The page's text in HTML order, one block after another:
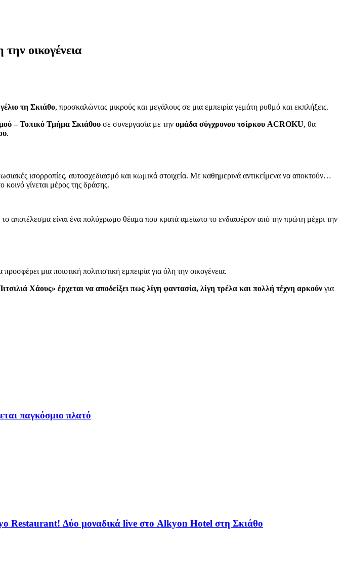
οικογένεια
τη Σκιάθο, προσκαλώντας μικρούς και μεγάλους σε μια εμπειρία γεμάτη ρυθμό και εκπλήξεις.
– Τοπικό Τμήμα Σκιάθου σε συνεργασία με την ομάδα σύγχρονου τσίρκου ACROKU, θα
.
ισορροπίες, αυτοσχεδιασμό και κωμικά στοιχεία. Με καθημερινά αντικείμενα να αποκτούν…
γίνεται μέρος της δράσης.
το αποτέλεσμα είναι ένα πολύχρωμο θέαμα που κρατά αμείωτο το ενδιαφέρον από την πρώτη μέχρι την
μια ποιοτική πολιτιστική εμπειρία για όλη την οικογένεια.
Χάους» έρχεται να αποδείξει πως λίγη φαντασία, λίγη τρέλα και πολλή τέχνη αρκούν για
παγκόσμιο πλατό
Restaurant! Δύο μοναδικά live στο Alkyon Hotel στη Σκιάθο